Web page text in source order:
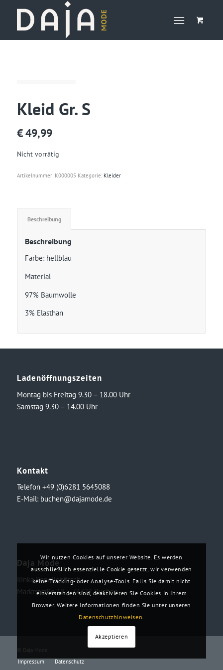
Kleid Gr. S
€49,99
Nicht vorrätig
Artikelnummer: K000005 Kategorie: Kleider
Beschreibung
Beschreibung
Farbe: hellblau
Material
97% Baumwolle
3% Elasthan
Ladenöffnungszeiten
Montag bis Freitag 9.30 – 18.00 Uhr
Samstag 9.30 – 14.00 Uhr
Kontakt
Telefon +49 (0)6281 5645088
E-Mail: buchen@dajamode.de
Daja Mode
Ilinka Ronellenfitsch
Marktstraße 18・74722 Buchen
© Daja Mode
Impressum
Datenschutz
Wir nutzen Cookies auf unserer Website. Es werden
ausschließlich essenzielle Cookie gesetzt, wir verwenden
keine Tracking- oder Analyse-Tools. Falls Sie damit nicht
einverstanden sind, deaktivieren Sie Cookies in Ihrem
Browser. Weitere Informationen finden Sie unter unseren
Datenschutzhinweisen.
Akzeptieren